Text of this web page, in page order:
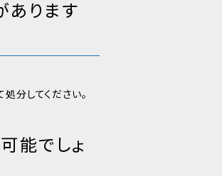
あります
分してください。
能でしょ